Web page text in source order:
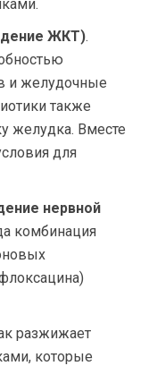
ЖКТ).
и желудочные
также
желудка. Вместе
для
нервной
комбинация
разжижает
которые